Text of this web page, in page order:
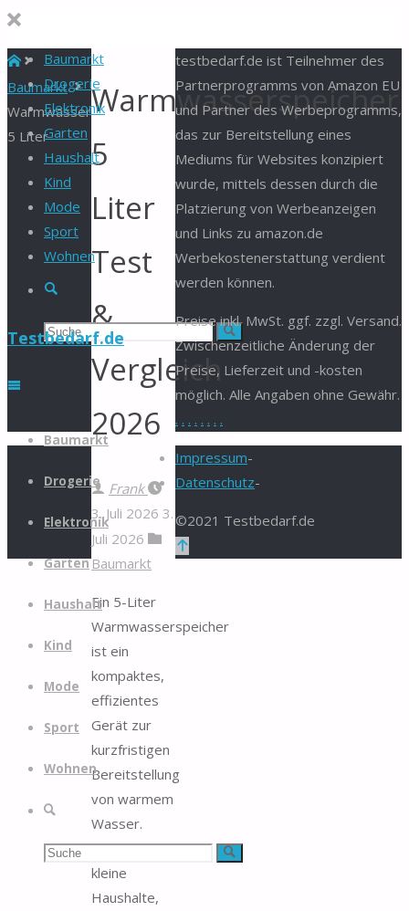
Baumarkt
Drogerie
Elektronik
Garten
Haushalt
Kind
Mode
Sport
Wohnen
Suche
Suchen Suche
Testbedarf.de
Zum
springen
Baumarkt
Drogerie
Elektronik
Garten
Haushalt
Kind
Mode
Sport
Wohnen
Suche
Suchen Suche
Start
Baumarkt
Warmwasserspeicher
5 Liter
Warmwasserspeicher
5
Liter
Test
&
Vergleich
2026
Frank
3. Juli 2026 3.
Juli 2026
Baumarkt
Ein 5-Liter
Warmwasserspeicher
ist ein
kompaktes,
effizientes
Gerät zur
kurzfristigen
Bereitstellung
von warmem
Wasser.
Ideal für
kleine
Haushalte,
testbedarf.de ist Teilnehmer des
Partnerprogramms von Amazon EU
und Partner des Werbeprogramms,
das zur Bereitstellung eines
Mediums für Websites konzipiert
wurde, mittels dessen durch die
Platzierung von Werbeanzeigen
und Links zu amazon.de
Werbekostenerstattung verdient
werden können.
Preise inkl. MwSt. ggf. zzgl. Versand.
Zwischenzeitliche Änderung der
Preise, Lieferzeit und -kosten
möglich. Alle Angaben ohne Gewähr.
. . . . . . . .
Impressum-
Datenschutz-
©2021 Testbedarf.de
Zurück